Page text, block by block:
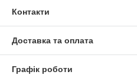
Контакти
Доставка та оплата
Графік роботи